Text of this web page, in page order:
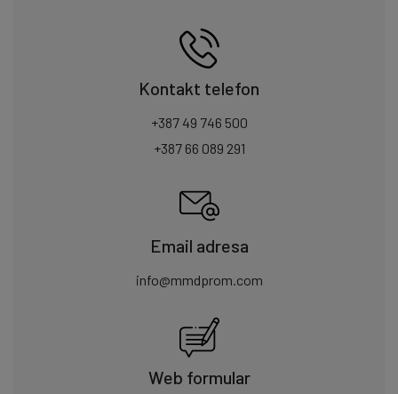
Kontakt telefon
+387 49 746 500
+387 66 089 291
Email adresa
info@mmdprom.com
Web formular